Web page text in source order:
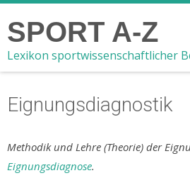
SPORT A-Z
Lexikon sportwissenschaftlicher
Eignungsdiagnostik
Methodik und Lehre (Theorie) der
Eignungsdiagnose.